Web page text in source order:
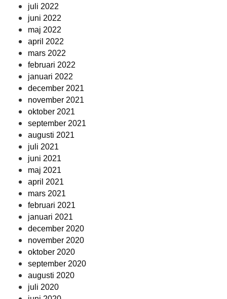
juli 2022
juni 2022
maj 2022
april 2022
mars 2022
februari 2022
januari 2022
december 2021
november 2021
oktober 2021
september 2021
augusti 2021
juli 2021
juni 2021
maj 2021
april 2021
mars 2021
februari 2021
januari 2021
december 2020
november 2020
oktober 2020
september 2020
augusti 2020
juli 2020